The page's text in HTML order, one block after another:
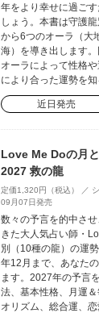
年をより幸せに過ご
しょう。本書は守護
から6つのオーラ（大
海）を導き出します
オーラによって性格
により合った運勢を知
近日発売
Love Me Doの月
2027 救の龍
定価1,320円（税込） ／
09月07日発売
数々の予言を的中さ
きた大人気占い師・
別（10種の龍）の運
年12月まで、あなた
ます。2027年の予言
法、基本性格、月運
オリズム、総合運、